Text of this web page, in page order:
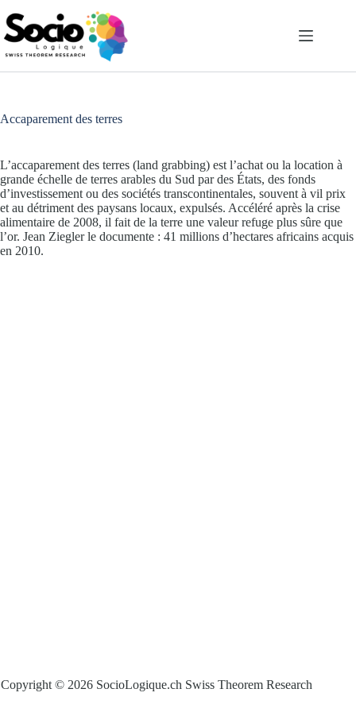
au
contenu
Accaparement des terres
L’accaparement des terres (land grabbing) est l’achat ou la location à
grande échelle de terres arables du Sud par des États, des fonds
d’investissement ou des sociétés transcontinentales, souvent à vil prix
et au détriment des paysans locaux, expulsés. Accéléré après la crise
alimentaire de 2008, il fait de la terre une valeur refuge plus sûre que
l’or. Jean Ziegler le documente : 41 millions d’hectares africains acquis
en 2010.
Copyright © 2026 SocioLogique.ch Swiss Theorem Research